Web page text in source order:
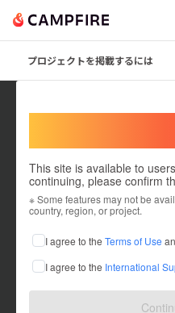
プロジェクトを掲載するには
This site is available to
continuing, please confirm
※ Some features may not be
country, region, or project.
I agree to the Terms of Use
I agree to the International
これまでに1件のプロジェクト
在住国：未設定
出身国：未設定